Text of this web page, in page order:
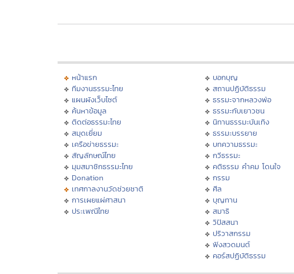
หน้าแรก
ทีมงานธรรมะไทย
แผนผังเว็บไซต์
ค้นหาข้อมูล
ติดต่อธรรมะไทย
สมุดเยี่ยม
เครือข่ายธรรมะ
สัญลักษณ์ไทย
มุมสมาชิกธรรมะไทย
Donation
เทศกาลงานวัดช่วยชาติ
การเผยแผ่ศาสนา
ประเพณีไทย
บอกบุญ
สถานปฏิบัติธรรม
ธรรมะจากหลวงพ่อ
ธรรมะกับเยาวชน
นิทานธรรมะบันเทิง
ธรรมะบรรยาย
บทความธรรมะ
กวีธรรมะ
คติธรรม คำคม โดนใจ
กรรม
ศีล
บุญทาน
สมาธิ
วิปัสสนา
ปริวาสกรรม
ฟังสวดมนต์
คอร์สปฏิบัติธรรม